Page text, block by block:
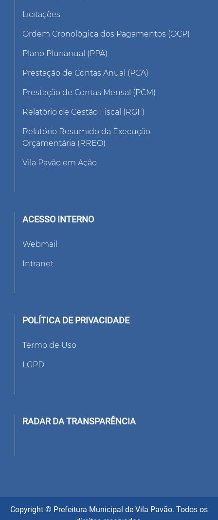
Licitações
Ordem Cronológica dos Pagamentos (OCP)
Plano Plurianual (PPA)
Prestação de Contas Anual (PCA)
Prestação de Contas Mensal (PCM)
Relatório de Gestão Fiscal (RGF)
Relatório Resumido da Execução
Orçamentária (RREO)
Vila Pavão em Ação
ACESSO INTERNO
Webmail
Intranet
POLÍTICA DE PRIVACIDADE
Termo de Uso
LGPD
RADAR DA TRANSPARÊNCIA
Copyright © Prefeitura Municipal de Vila Pavão. Todos os